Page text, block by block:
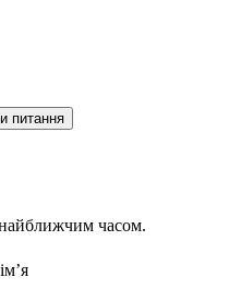
питання
часом.